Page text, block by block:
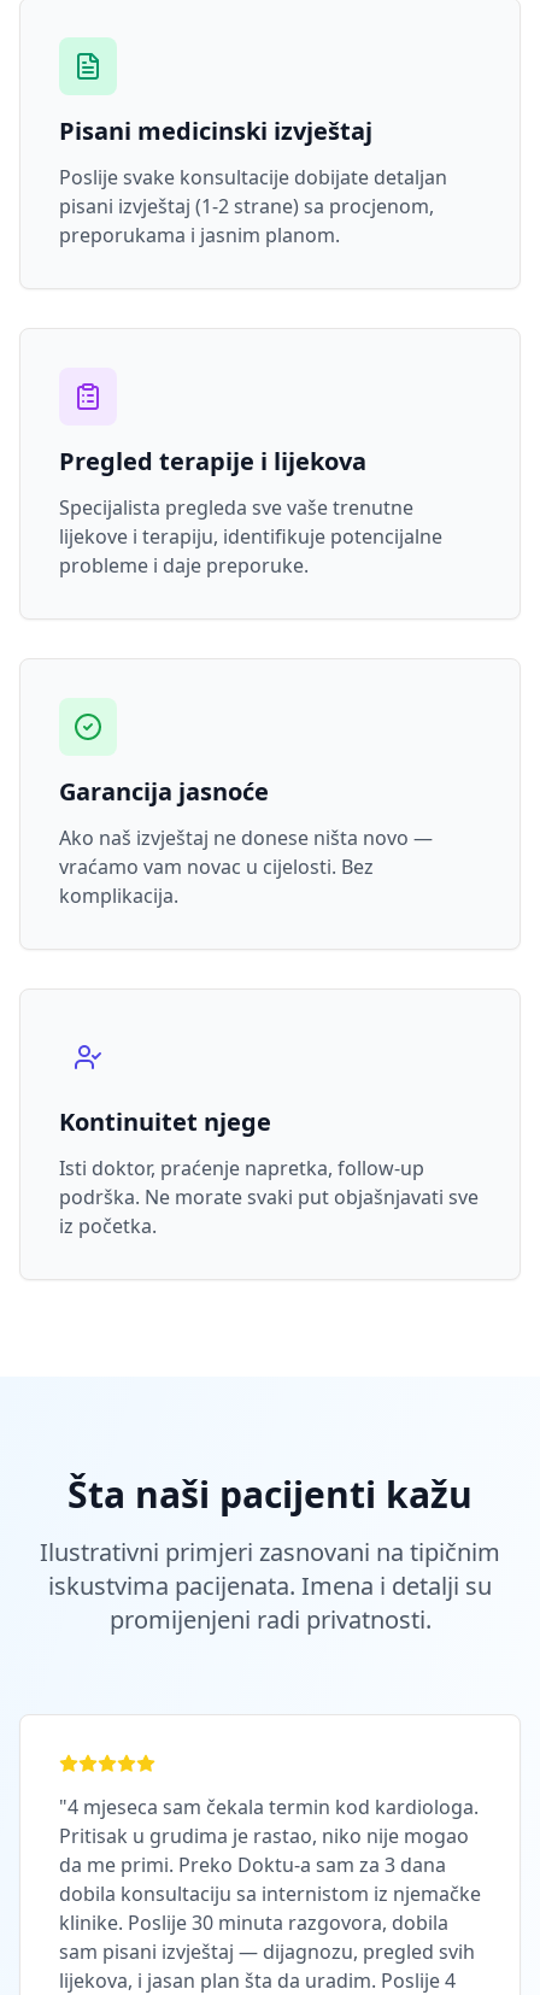
Pisani medicinski izvještaj
Poslije svake konsultacije dobijate detaljan
pisani izvještaj (1-2 strane) sa procjenom,
preporukama i jasnim planom.
Pregled terapije i lijekova
Specijalista pregleda sve vaše trenutne
lijekove i terapiju, identifikuje potencijalne
probleme i daje preporuke.
Garancija jasnoće
Ako naš izvještaj ne donese ništa novo —
vraćamo vam novac u cijelosti. Bez
komplikacija.
Kontinuitet njege
Isti doktor, praćenje napretka, follow-up
podrška. Ne morate svaki put objašnjavati sve
iz početka.
Šta naši pacijenti kažu
Ilustrativni primjeri zasnovani na tipičnim
iskustvima pacijenata. Imena i detalji su
promijenjeni radi privatnosti.
"4 mjeseca sam čekala termin kod kardiologa.
Pritisak u grudima je rastao, niko nije mogao
da me primi. Preko Doktu-a sam za 3 dana
dobila konsultaciju sa internistom iz njemačke
klinike. Poslije 30 minuta razgovora, dobila
sam pisani izvještaj — dijagnozu, pregled svih
lijekova, i jasan plan šta da uradim. Poslije 4